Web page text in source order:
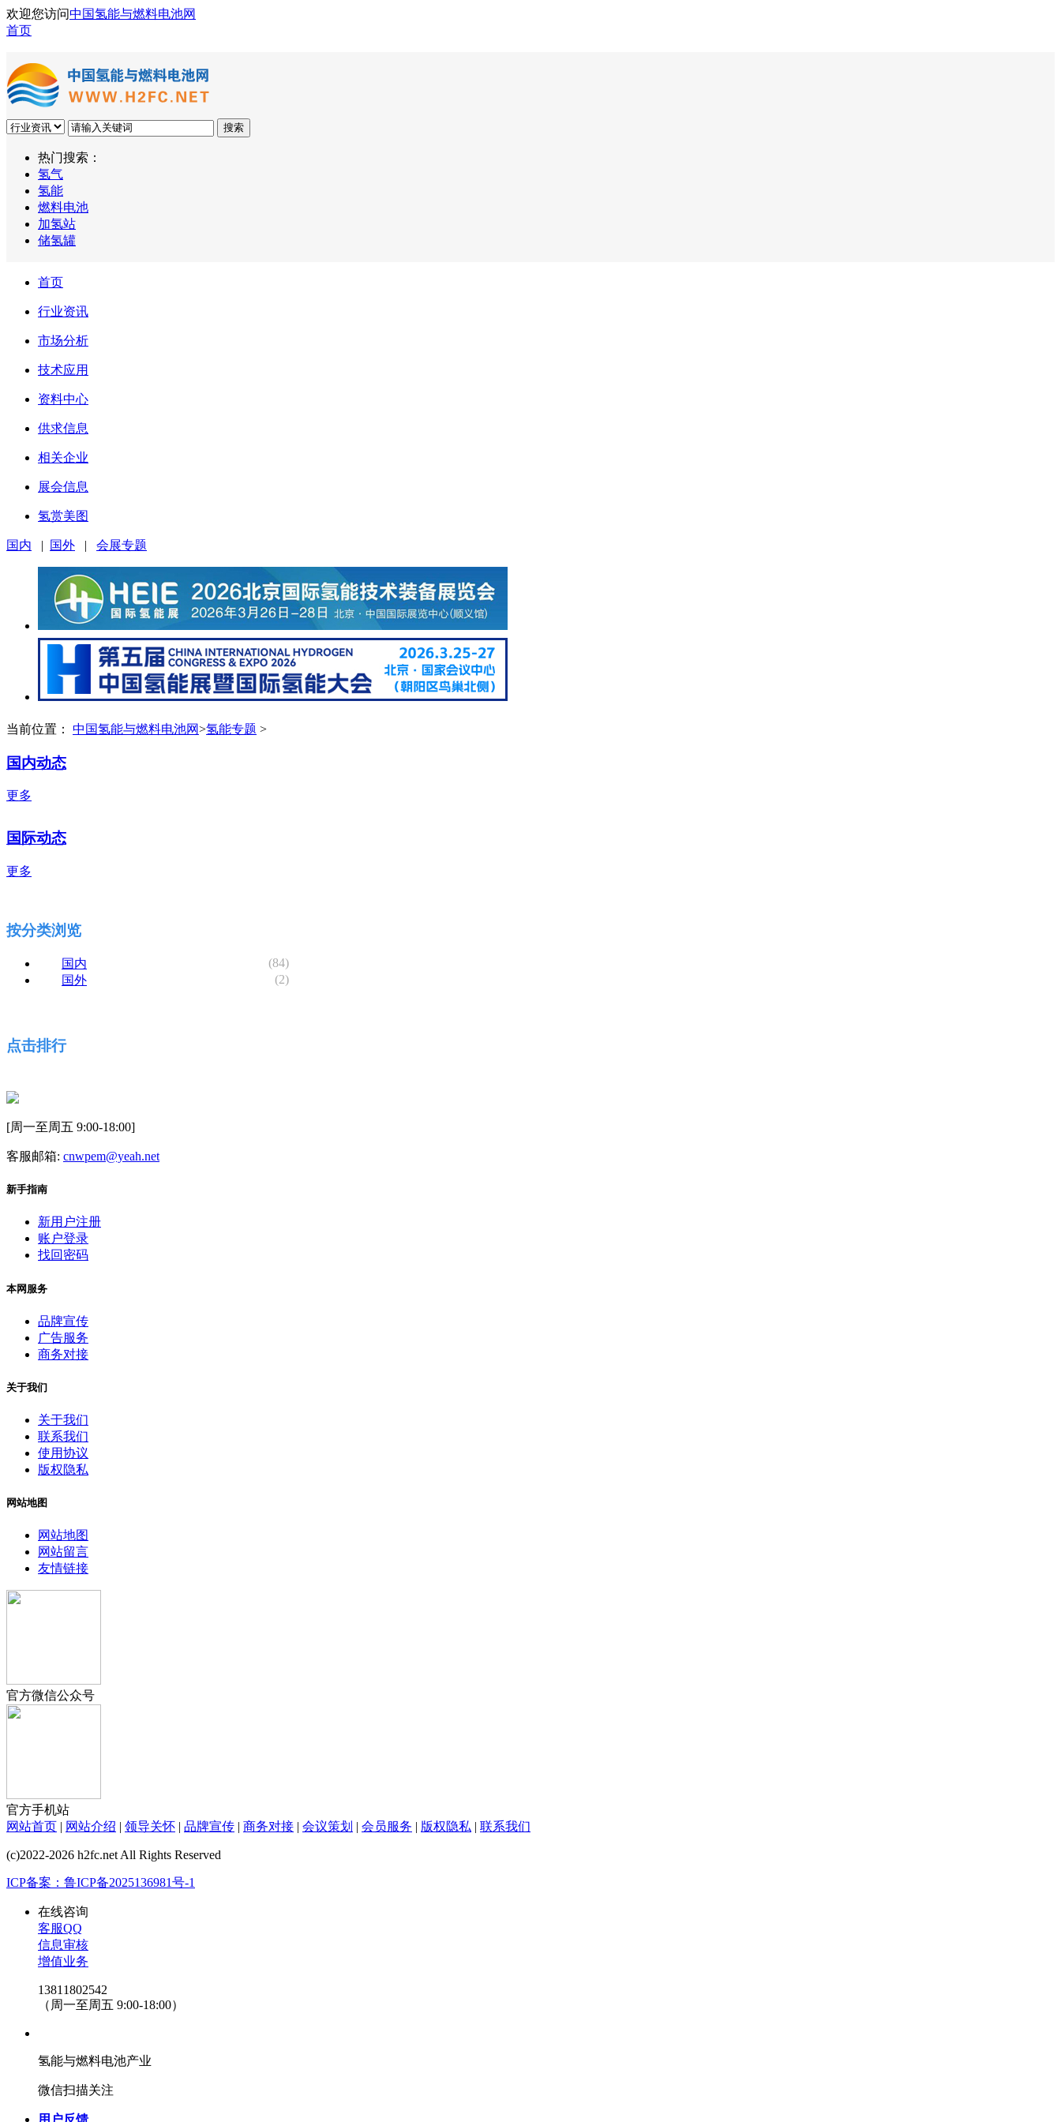
欢迎您访问中国氢能与燃料电池网
首页
搜索
热门搜索：
氢气
氢能
燃料电池
加氢站
储氢罐
首页
行业资讯
市场分析
技术应用
资料中心
供求信息
相关企业
展会信息
氢赏美图
国内 | 国外 | 会展专题
当前位置： 中国氢能与燃料电池网>氢能专题 >
国内动态
更多
国际动态
更多
按分类浏览
国内
(84)
国外
(2)
点击排行
[周一至周五 9:00-18:00]
客服邮箱: cnwpem@yeah.net
新手指南
新用户注册
账户登录
找回密码
本网服务
品牌宣传
广告服务
商务对接
关于我们
关于我们
联系我们
使用协议
版权隐私
网站地图
网站地图
网站留言
友情链接
官方微信公众号
官方手机站
网站首页 | 网站介绍 | 领导关怀 | 品牌宣传 | 商务对接 | 会议策划 | 会员服务 | 版权隐私 | 联系我们
(c)2022-2026 h2fc.net All Rights Reserved
ICP备案：鲁ICP备2025136981号-1
在线咨询
客服QQ
信息审核
增值业务
13811802542
（周一至周五 9:00-18:00）
氢能与燃料电池产业
微信扫描关注